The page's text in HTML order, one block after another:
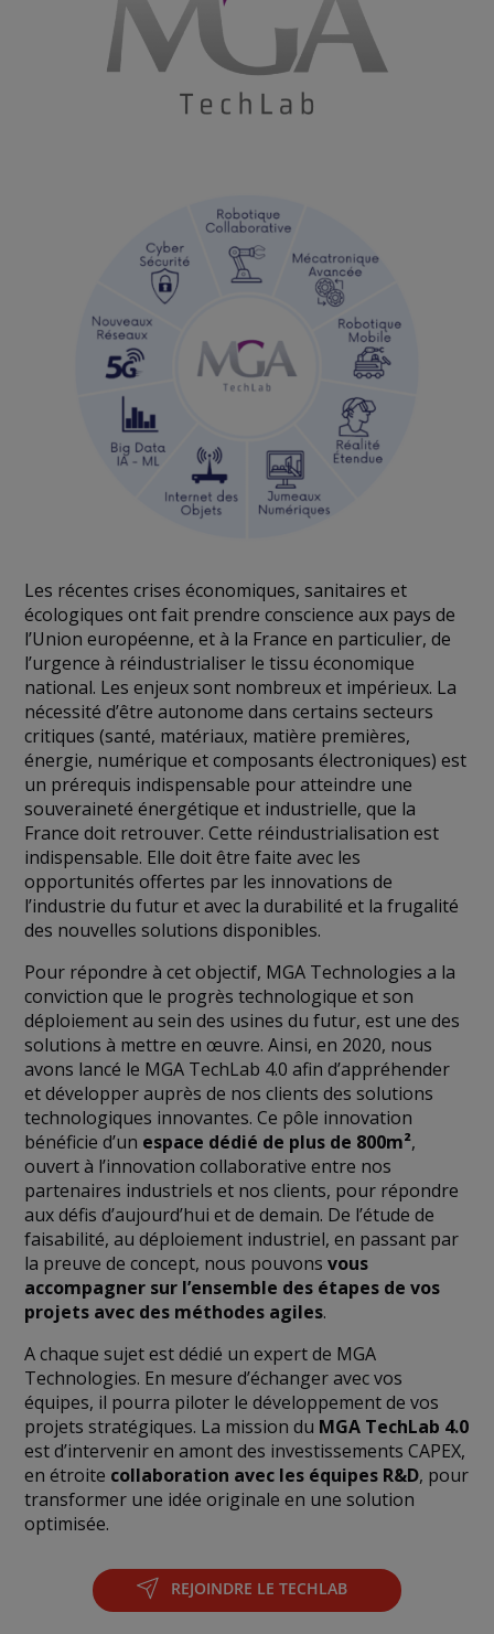
Les récentes crises économiques, sanitaires et
écologiques ont fait prendre conscience aux pays de
l’Union européenne, et à la France en particulier, de
l’urgence à réindustrialiser le tissu économique
national. Les enjeux sont nombreux et impérieux. La
nécessité d’être autonome dans certains secteurs
critiques (santé, matériaux, matière premières,
énergie, numérique et composants électroniques) est
un prérequis indispensable pour atteindre une
souveraineté énergétique et industrielle, que la
France doit retrouver. Cette réindustrialisation est
indispensable. Elle doit être faite avec les
opportunités offertes par les innovations de
l’industrie du futur et avec la durabilité et la frugalité
des nouvelles solutions disponibles.
Pour répondre à cet objectif, MGA Technologies a la
conviction que le progrès technologique et son
déploiement au sein des usines du futur, est une des
solutions à mettre en œuvre. Ainsi, en 2020, nous
avons lancé le MGA TechLab 4.0 afin d’appréhender
et développer auprès de nos clients des solutions
technologiques innovantes. Ce pôle innovation
bénéficie d’un espace dédié de plus de 800m²,
ouvert à l’innovation collaborative entre nos
partenaires industriels et nos clients, pour répondre
aux défis d’aujourd’hui et de demain. De l’étude de
faisabilité, au déploiement industriel, en passant par
la preuve de concept, nous pouvonsvous
accompagner sur l’ensemble des étapes de vos
projets avec des méthodes agiles.
A chaque sujet est dédié un expert de MGA
Technologies. En mesure d’échanger avec vos
équipes, il pourra piloter le développement de vos
projets stratégiques. La mission du MGA TechLab 4.0
est d’intervenir en amont des investissements CAPEX,
en étroite collaboration avec les équipes R&D, pour
transformer une idée originale en une solution
optimisée.
REJOINDRE LE TECHLAB